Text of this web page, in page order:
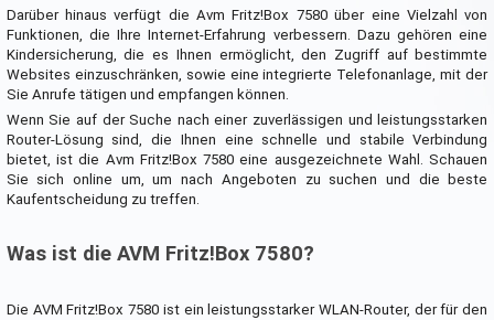
Darüber hinaus verfügt die Avm Fritz!Box 7580 über eine Vielzahl von
Funktionen, die Ihre Internet-Erfahrung verbessern. Dazu gehören eine
Kindersicherung, die es Ihnen ermöglicht, den Zugriff auf bestimmte
Websites einzuschränken, sowie eine integrierte Telefonanlage, mit der
Sie Anrufe tätigen und empfangen können.
Wenn Sie auf der Suche nach einer zuverlässigen und leistungsstarken
Router-Lösung sind, die Ihnen eine schnelle und stabile Verbindung
bietet, ist die Avm Fritz!Box 7580 eine ausgezeichnete Wahl. Schauen
Sie sich online um, um nach Angeboten zu suchen und die beste
Kaufentscheidung zu treffen.
Was ist die AVM Fritz!Box 7580?
Die AVM Fritz!Box 7580 ist ein leistungsstarker WLAN-Router, der für den